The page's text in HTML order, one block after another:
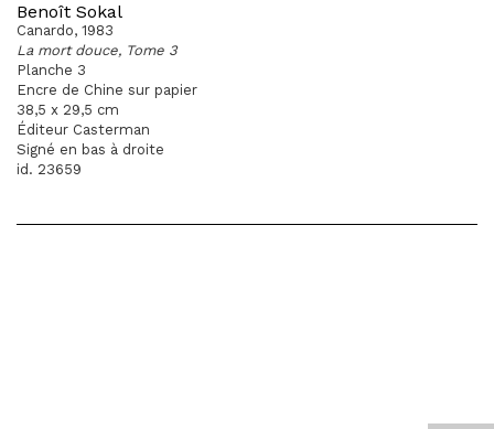
Benoît Sokal
Canardo, 1983
La mort douce, Tome 3
Planche 3
Encre de Chine sur papier
38,5 x 29,5 cm
Éditeur Casterman
Signé en bas à droite
id. 23659